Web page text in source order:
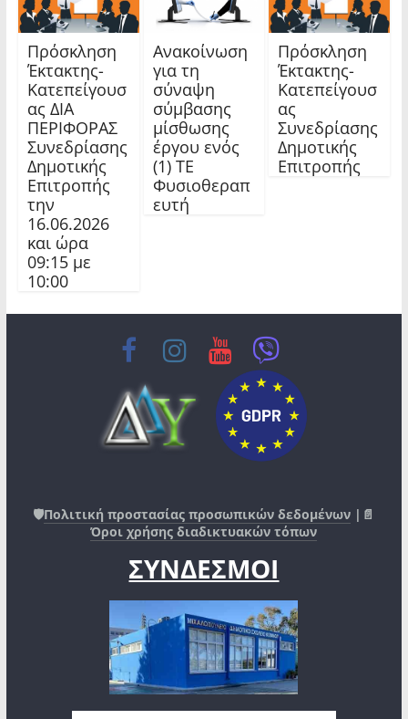
Πρόσκληση
Έκτακτης-
Κατεπείγουσ
ας ΔΙΑ
ΠΕΡΙΦΟΡΑΣ
Συνεδρίασης
Δημοτικής
Επιτροπής
την
16.06.2026
και ώρα
09:15 με
10:00
Ανακοίνωση
για τη
σύναψη
σύμβασης
μίσθωσης
έργου ενός
(1) ΤΕ
Φυσιοθεραπ
ευτή
Πρόσκληση
Έκτακτης-
Κατεπείγουσ
ας
Συνεδρίασης
Δημοτικής
Επιτροπής
🛡️Πολιτική προστασίας προσωπικών δεδομένων |📄
Όροι χρήσης διαδικτυακών τόπων
ΣΥΝΔΕΣΜΟΙ